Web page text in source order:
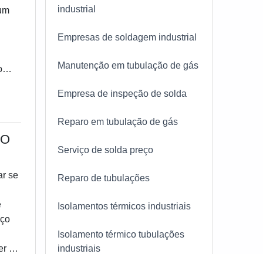
de
na
se
a
industrial
Empresas de soldagem industrial
Manutenção em tubulação de gás
Empresa de inspeção de solda
Reparo em tubulação de gás
Serviço de solda preço
Reparo de tubulações
Isolamentos térmicos industriais
Isolamento térmico tubulações
industriais